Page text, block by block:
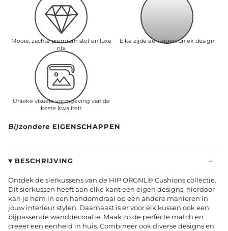
Bijzondere EIGENSCHAPPEN
Mooie, zachte premium stof en luxe
rits
Elke zijde een eigen uniek design
Unieke visuele vormgeving van de
beste kwaliteit
BESCHRIJVING
Ontdek de sierkussens van de HIP ORGNL® Cushions collectie.
Dit sierkussen heeft aan elke kant een eigen designs, hierdoor
kan je hem in een handomdraai op een andere manieren in
jouw interieur stylen. Daarnaast is er voor elk kussen ook een
bijpassende wanddecoratie. Maak zo de perfecte match en
creëer een eenheid in huis. Combineer ook diverse designs en